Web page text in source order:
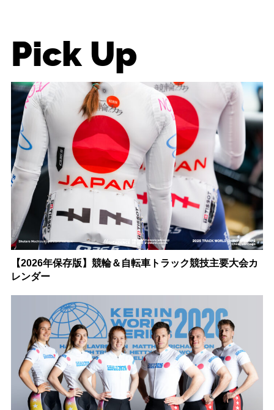
Pick Up
【2026年保存版】競輪＆自転車トラック競技主要大会カ
レンダー